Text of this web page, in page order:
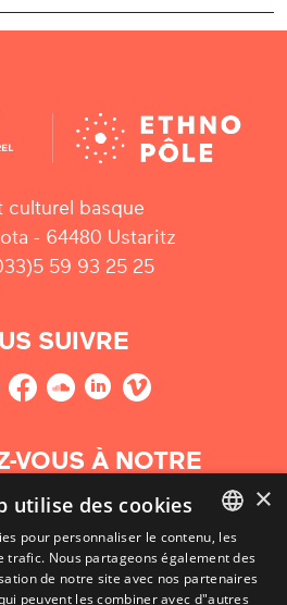
culturel basque
- 64480 Ustaritz
59 93 25 25
SUIVRE
VOUS À NOTRE
S'abonner
BASQUE
FRENCH
×
utilise des cookies
pour personnaliser le contenu, les
trafic. Nous partageons également des
de notre site avec nos partenaires
peuvent les combiner avec d"autres